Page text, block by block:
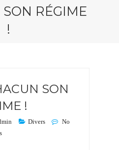
RÉGIME
!
SON
!
Divers
No